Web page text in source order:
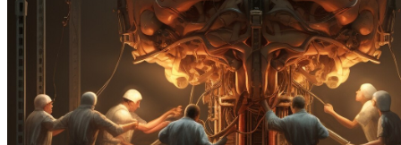
Иммунные Пути Могут Помешать
Заживлению Легких После Вирусной
Инфекции